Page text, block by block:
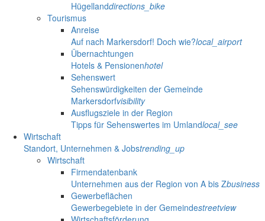
Hügellanddirections_bike
Tourismus
Anreise
Auf nach Markersdorf! Doch wie?local_airport
Übernachtungen
Hotels & Pensionenhotel
Sehenswert
Sehenswürdigkeiten der Gemeinde
Markersdorfvisibility
Ausflugsziele in der Region
Tipps für Sehenswertes im Umlandlocal_see
Wirtschaft
Standort, Unternehmen & Jobstrending_up
Wirtschaft
Firmendatenbank
Unternehmen aus der Region von A bis Zbusiness
Gewerbeflächen
Gewerbegebiete in der Gemeindestreetview